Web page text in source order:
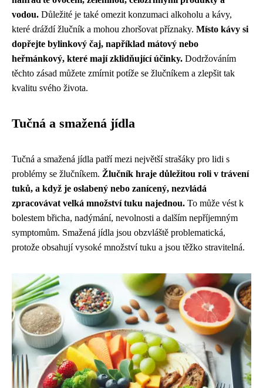
vodou. Důležité je také omezit konzumaci alkoholu a kávy,
které dráždí žlučník a mohou zhoršovat příznaky. Místo kávy si
dopřejte bylinkový čaj, například mátový nebo
heřmánkový, které mají zklidňující účinky. Dodržováním
těchto zásad můžete zmírnit potíže se žlučníkem a zlepšit tak
kvalitu svého života.
Tučná a smažená jídla
Tučná a smažená jídla patří mezi největší strašáky pro lidi s
problémy se žlučníkem. Žlučník hraje důležitou roli v trávení
tuků, a když je oslabený nebo zanícený, nezvládá
zpracovávat velká množství tuku najednou. To může vést k
bolestem břicha, nadýmání, nevolnosti a dalším nepříjemným
symptomům. Smažená jídla jsou obzvláště problematická,
protože obsahují vysoké množství tuku a jsou těžko stravitelná.